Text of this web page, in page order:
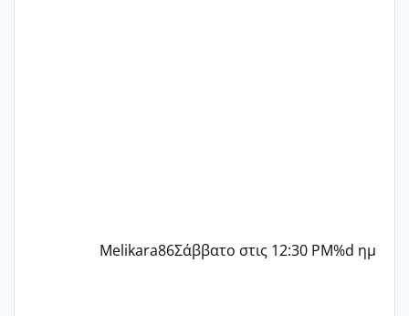
Melikara86Σάββατο στις 12:30 PM%d ημ